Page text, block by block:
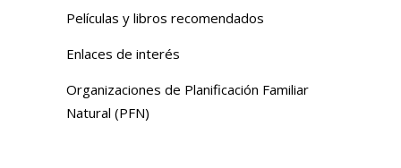
Películas y libros recomendados
Enlaces de interés
Organizaciones de Planificación Familiar
Natural (PFN)